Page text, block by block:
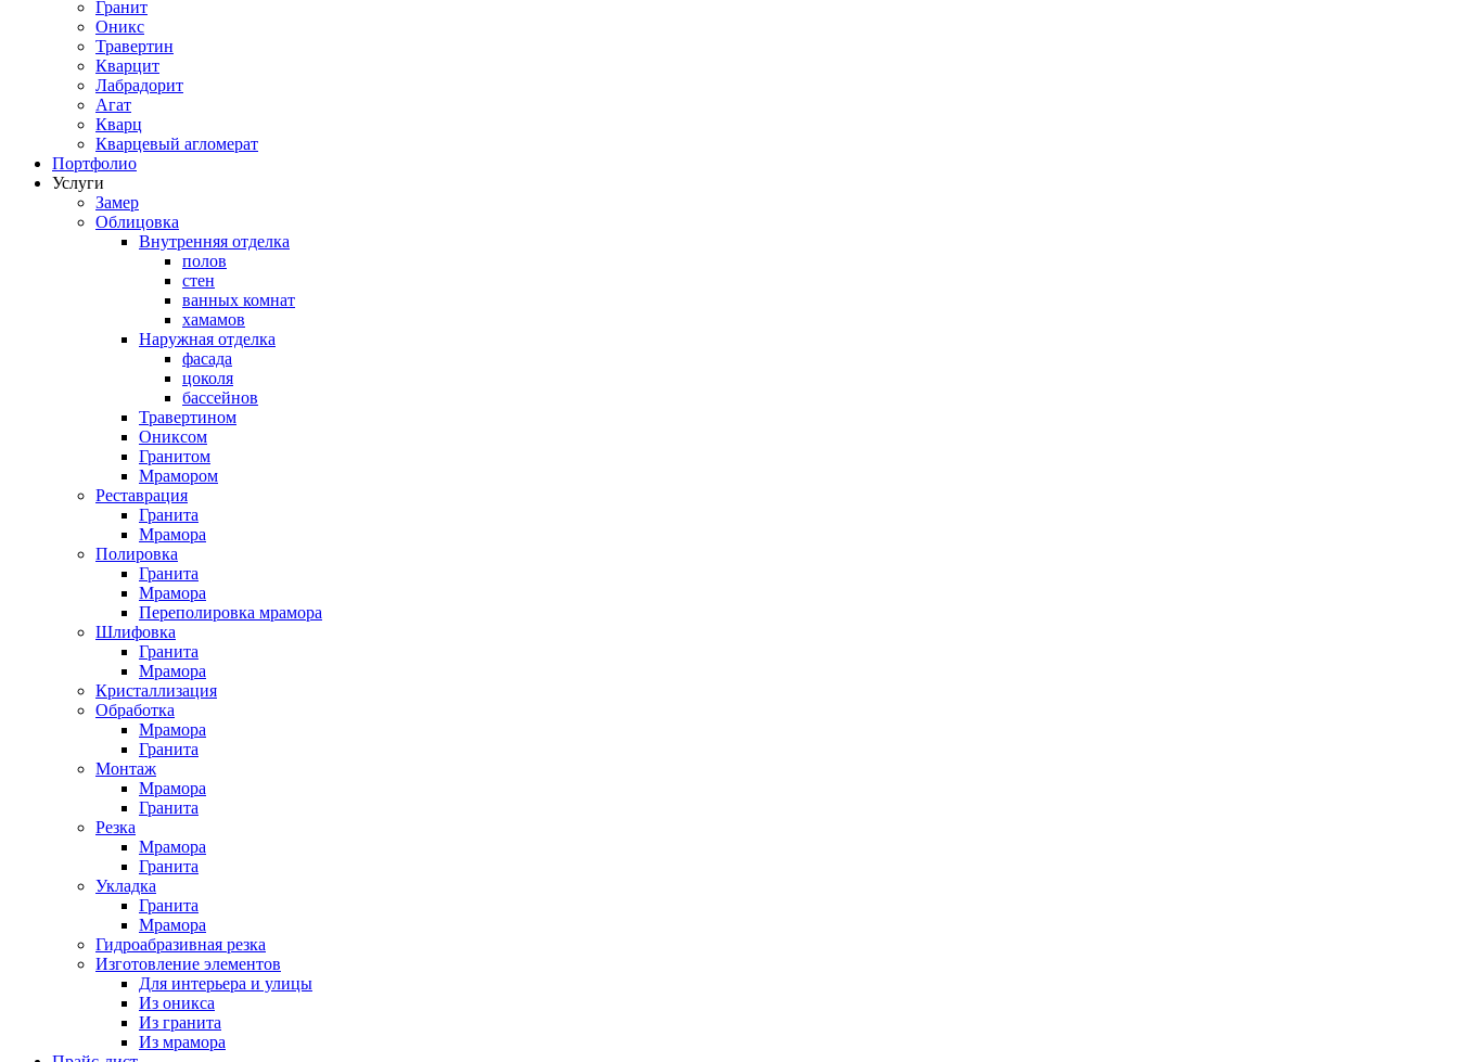
Гранит
Оникс
Травертин
Кварцит
Лабрадорит
Агат
Кварц
Кварцевый агломерат
Портфолио
Услуги
Замер
Облицовка
Внутренняя отделка
полов
стен
ванных комнат
хамамов
Наружная отделка
фасада
цоколя
бассейнов
Травертином
Ониксом
Гранитом
Мрамором
Реставрация
Гранита
Мрамора
Полировка
Гранита
Мрамора
Переполировка мрамора
Шлифовка
Гранита
Мрамора
Кристаллизация
Обработка
Мрамора
Гранита
Монтаж
Мрамора
Гранита
Резка
Мрамора
Гранита
Укладка
Гранита
Мрамора
Гидроабразивная резка
Изготовление элементов
Для интерьера и улицы
Из оникса
Из гранита
Из мрамора